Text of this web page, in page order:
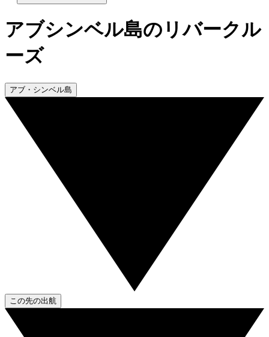
アブシンベル島のリバークル
ーズ
アブ・シンベル島
この先の出航